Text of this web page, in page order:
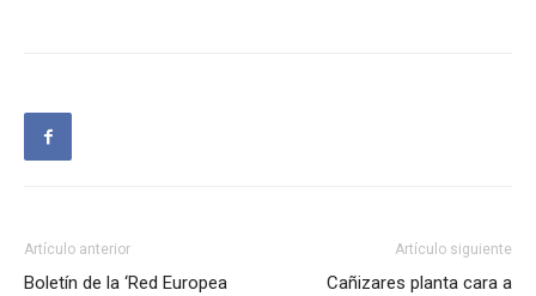
Artículo anterior
Boletín de la ‘Red Europea
Artículo siguiente
Cañizares planta cara a